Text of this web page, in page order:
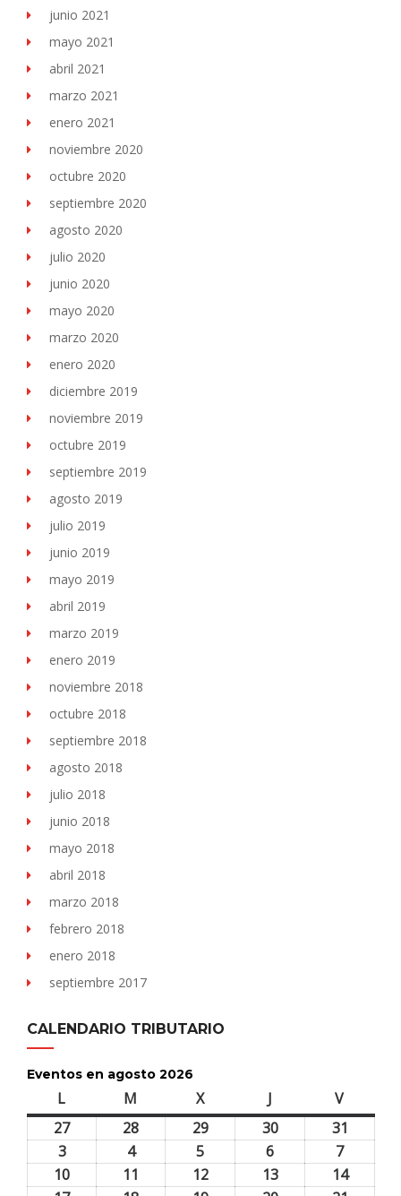
junio 2021
mayo 2021
abril 2021
marzo 2021
enero 2021
noviembre 2020
octubre 2020
septiembre 2020
agosto 2020
julio 2020
junio 2020
mayo 2020
marzo 2020
enero 2020
diciembre 2019
noviembre 2019
octubre 2019
septiembre 2019
agosto 2019
julio 2019
junio 2019
mayo 2019
abril 2019
marzo 2019
enero 2019
noviembre 2018
octubre 2018
septiembre 2018
agosto 2018
julio 2018
junio 2018
mayo 2018
abril 2018
marzo 2018
febrero 2018
enero 2018
septiembre 2017
CALENDARIO TRIBUTARIO
Eventos en agosto 2026
L M Xmiércoles J Vviernes
2727
28 2929
2026
3030
2026
31
2026
33
agosto,
44
agosto,
5
agosto,
6
agosto,
77
agosto,
10 11 1212
1313
1414